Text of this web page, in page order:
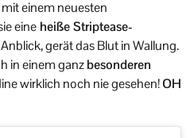
einem neuesten
eine heiße Striptease-
gerät das Blut in Wallung.
in einem ganzbesonderen
wirklich noch nie gesehen!OH